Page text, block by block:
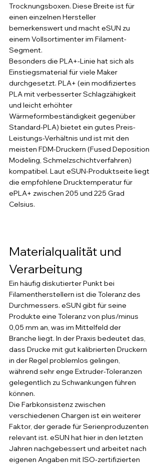
Trocknungsboxen. Diese Breite ist für
einen einzelnen Hersteller
bemerkenswert und macht eSUN zu
einem Vollsortimenter im Filament-
Segment.
Besonders die PLA+-Linie hat sich als
Einstiegsmaterial für viele Maker
durchgesetzt. PLA+ (ein modifiziertes
PLA mit verbesserter Schlagzähigkeit
und leicht erhöhter
Wärmeformbeständigkeit gegenüber
Standard-PLA) bietet ein gutes Preis-
Leistungs-Verhältnis und ist mit den
meisten FDM-Druckern (Fused Deposition
Modeling, Schmelzschichtverfahren)
kompatibel. Laut eSUN-Produktseite liegt
die empfohlene Drucktemperatur für
ePLA+ zwischen 205 und 225 Grad
Celsius.
Materialqualität und
Verarbeitung
Ein häufig diskutierter Punkt bei
Filamentherstellern ist die Toleranz des
Durchmessers. eSUN gibt für seine
Produkte eine Toleranz von plus/minus
0,05 mm an, was im Mittelfeld der
Branche liegt. In der Praxis bedeutet das,
dass Drucke mit gut kalibrierten Druckern
in der Regel problemlos gelingen,
während sehr enge Extruder-Toleranzen
gelegentlich zu Schwankungen führen
können.
Die Farbkonsistenz zwischen
verschiedenen Chargen ist ein weiterer
Faktor, der gerade für Serienproduzenten
relevant ist. eSUN hat hier in den letzten
Jahren nachgebessert und arbeitet nach
eigenen Angaben mit ISO-zertifizierten